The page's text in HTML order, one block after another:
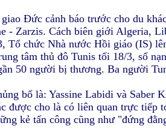
Đức cảnh báo trước cho du
- Zarzis. Cách biên giới Algeria,
Tổ chức Nhà nước Hồi giáo (IS)
tâm thủ đô Tunis tối 18/3, số
50 người bị thương. Ba người
bố là: Yassine Labidi và Saber
được cho là có liên quan trực tiếp
kẻ tấn công cũng như "đứng